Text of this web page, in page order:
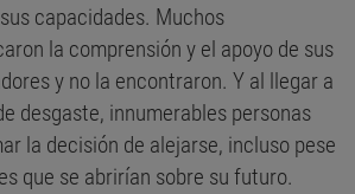
capacidades. Muchos
la comprensión y el apoyo de sus
y no la encontraron. Y al llegar a
desgaste, innumerables personas
la decisión de alejarse, incluso pese
que se abrirían sobre su futuro.